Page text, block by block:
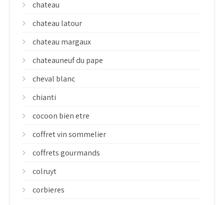
chateau
chateau latour
chateau margaux
chateauneuf du pape
cheval blanc
chianti
cocoon bien etre
coffret vin sommelier
coffrets gourmands
colruyt
corbieres